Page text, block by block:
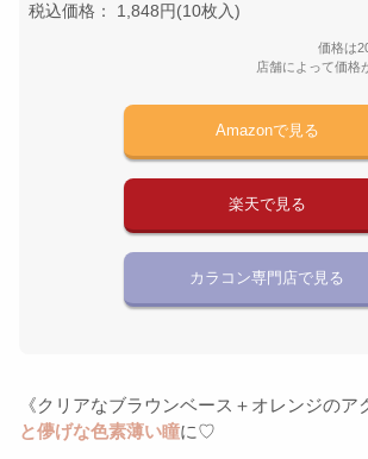
税込価格： 1,848円(10枚入)
価格は
店舗によって価格
Amazonで見る
楽天で見る
カラコン専門店で見る
《クリアなブラウンベース＋オレンジのア
と儚げな色素薄い瞳に♡